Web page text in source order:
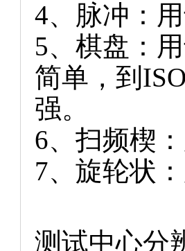
4、脉冲：
5、棋盘：
简单，到
强。
6、扫频楔
7、旋轮状
测试中心分